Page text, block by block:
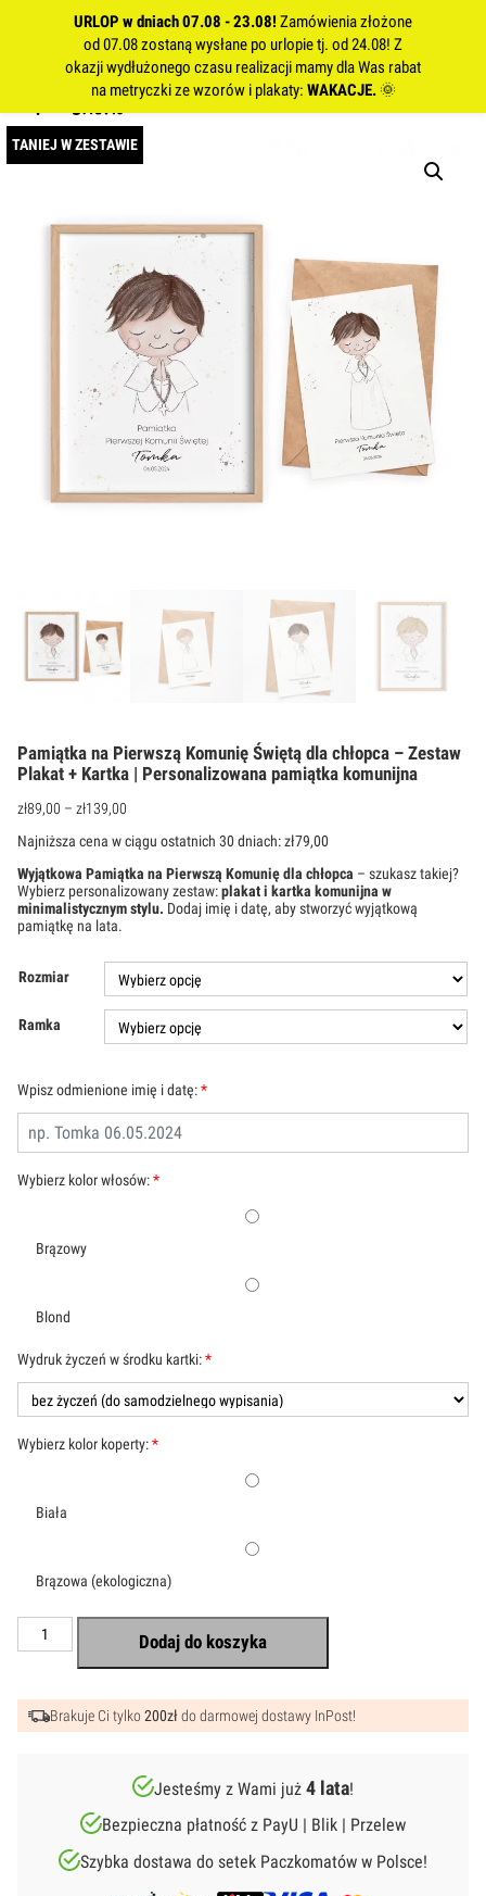
TANIEJ W ZESTAWIE
Pamiątka na Pierwszą Komunię Świętą dla chłopca – Zestaw
Plakat + Kartka | Personalizowana pamiątka komunijna
zł89,00 – zł139,00
Najniższa cena w ciągu ostatnich 30 dniach:zł79,00
Wyjątkowa Pamiątka na Pierwszą Komunię dla chłopca – szukasz takiej?
Wybierz personalizowany zestaw:plakat i kartka komunijna w
minimalistycznym stylu. Dodaj imię i datę, aby stworzyć wyjątkową
pamiątkę na lata.
Rozmiar
Ramka
Wpisz odmienione imię i datę:*
Wybierz kolor włosów:*
Brązowy
Blond
Wydruk życzeń w środku kartki:*
Wybierz kolor koperty:*
Biała
Brązowa (ekologiczna)
ilość
Pamiątka
Komunię
Świętą
dla
Personalizowana
Dodaj do koszyka
Brakuje Ci tylko200zł do darmowej dostawy InPost!
Jesteśmy z Wami już 4 lata!
Bezpieczna płatność z PayU | Blik | Przelew
Szybka dostawa do setek Paczkomatów w Polsce!
URLOP w dniach 07.08 - 23.08! Zamówienia złożone
od 07.08 zostaną wysłane po urlopie tj. od 24.08! Z
okazji wydłużonego czasu realizacji mamy dla Was rabat
na metryczki ze wzorów i plakaty: WAKACJE.🌞